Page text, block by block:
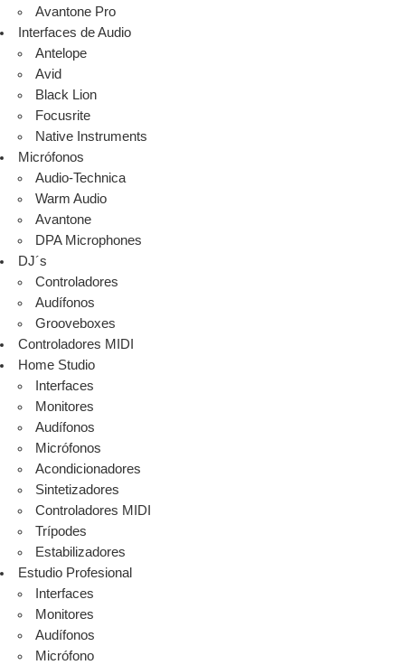
Avantone Pro
Interfaces de Audio
Antelope
Avid
Black Lion
Focusrite
Native Instruments
Micrófonos
Audio-Technica
Warm Audio
Avantone
DPA Microphones
DJ´s
Controladores
Audífonos
Grooveboxes
Controladores MIDI
Home Studio
Interfaces
Monitores
Audífonos
Micrófonos
Acondicionadores
Sintetizadores
Controladores MIDI
Trípodes
Estabilizadores
Estudio Profesional
Interfaces
Monitores
Audífonos
Micrófono